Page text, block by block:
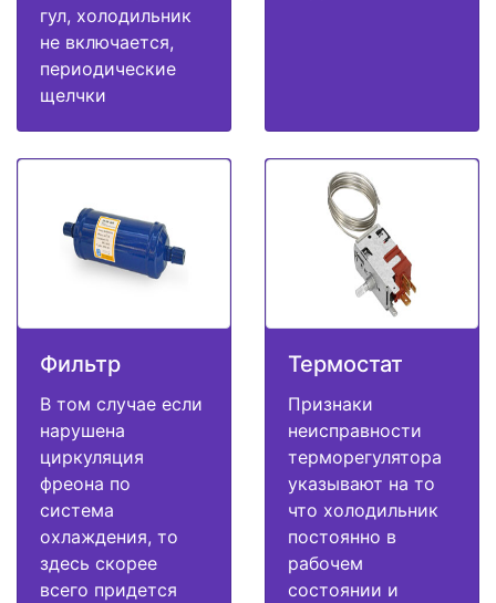
гул, холодильник
не включается,
периодические
щелчки
Фильтр
В том случае если
нарушена
циркуляция
фреона по
система
охлаждения, то
здесь скорее
всего придется
Термостат
Признаки
неисправности
терморегулятора
указывают на то
что холодильник
постоянно в
рабочем
состоянии и